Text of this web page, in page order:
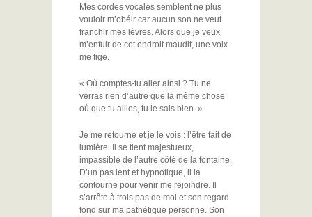
Mes cordes vocales semblent ne plus
vouloir m’obéir car aucun son ne veut
franchir mes lèvres. Alors que je veux
m’enfuir de cet endroit maudit, une voix
me fige.
« Où comptes-tu aller ainsi ? Tu ne
verras rien d’autre que la même chose
où que tu ailles, tu le sais bien. »
Je me retourne et je le vois : l’être fait de
lumière. Il se tient majestueux,
impassible de l’autre côté de la fontaine.
D’un pas lent et hypnotique, il la
contourne pour venir me rejoindre. Il
s’arrête à trois pas de moi et son regard
fond sur ma pathétique personne. Son